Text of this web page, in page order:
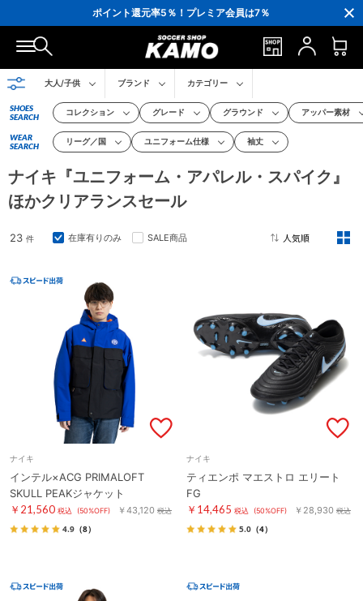
ポイント還元率5％！プレミア会員は7％
会員の方にはお誕生月に「10％OFFクーポン」プレゼント！
16,000円(税込)以上でシューズケースプレゼント！
3,300円(税込)以上で送料無料！
大人/子供 ブランド カテゴリー
SHOES
SEARCH
コレクション グレード グラウンド アッパー素材
WEAR
SEARCH
リーグ／国 ユニフォーム仕様 袖丈
ナイキ『ユニフォーム・アパレル・スパイク』
ほかクリアランスセール
23 件 在庫有りのみ SALE商品
ナイキ
インテル×ACG PRIMALOFT
SKULL PEAKジャケット
￥21,560 税込 (50%OFF) ￥43,120 税込
4.9 （8）
ナイキ
ティエンポ マエストロ エリート
FG
￥14,465 税込 (50%OFF) ￥28,930 税込
5.0 （4）